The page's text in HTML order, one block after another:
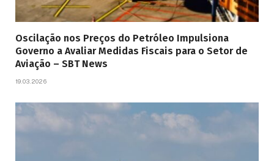
Oscilação nos Preços do Petróleo Impulsiona
Governo a Avaliar Medidas Fiscais para o Setor de
Aviação – SBT News
19.03.2026